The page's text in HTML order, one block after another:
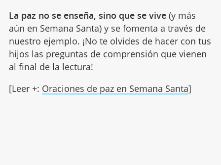
La paz no se enseña, sino que se vive(y más
aún en Semana Santa) y se fomenta a través de
nuestro ejemplo. ¡No te olvides de hacer con tus
hijos las preguntas de comprensión que vienen
al final de la lectura!
[Leer +: Oraciones de paz en Semana Santa]